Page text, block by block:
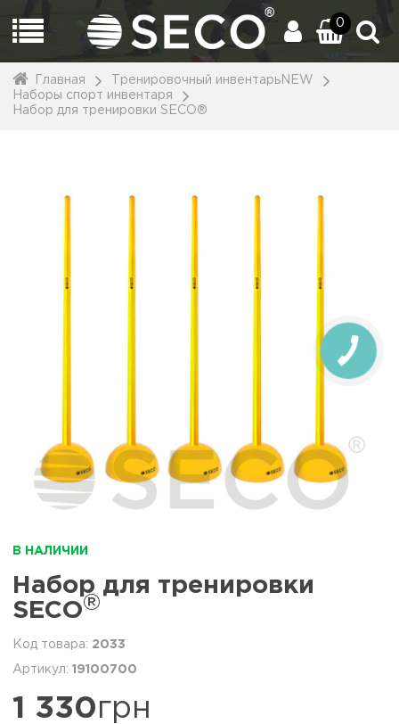
0
Главная
Тренировочный инвентарьNEW
Наборы спорт инвентаря
Набор для тренировки SECO®
В НАЛИЧИИ
Набор для тренировки
SECO®
2033
19100700
1 330грн